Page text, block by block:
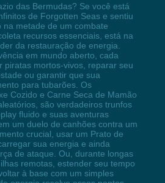
das Bermudas? Se você está
de Forgotten Seas e sentiu
metade de um combate
recursos essenciais, está na
da restauração de energia.
em mundo aberto, cada
piratas mortos-vivos, reparar seu
ou garantir que sua
para tubarões. Os
Cozido e Carne Seca de Mamão
são verdadeiros trunfos
fluido e suas aventuras
um duelo de canhões contra um
crucial, usar um Prato de
sua energia e ainda
de ataque. Ou, durante longas
remotas, estender seu tempo
à base com um simples